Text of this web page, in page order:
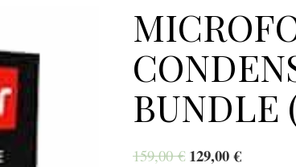
BUNDLE
159,00€ 129,00€